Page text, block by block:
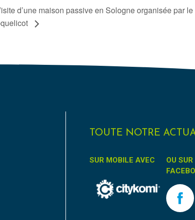
d’une maison passive en Sologne organisée par le
TOUTE NOTRE
SUR MOBILE AVEC
OU SUR